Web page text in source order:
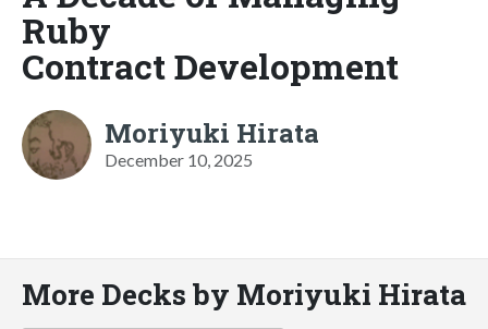
Ruby
Contract Development
Moriyuki Hirata
December 10, 2025
More Decks by Moriyuki Hirata